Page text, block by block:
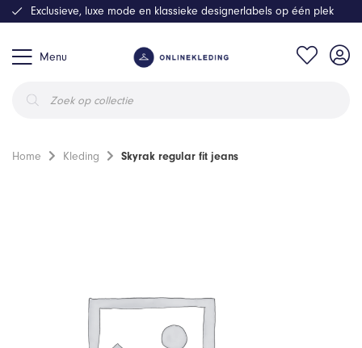
Menu
zoeken
Exclusieve, luxe mode en klassieke designerlabels op één plek
Home Kleding Skyrak regular fit jeans